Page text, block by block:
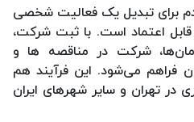
برای تبدیل یک فعالیت شخصی
اعتماد است. با ثبت شرکت،
شرکت در مناقصه ها و
فراهم می‌شود. این فرآیند هم
تهران و سایر شهرهای ایران